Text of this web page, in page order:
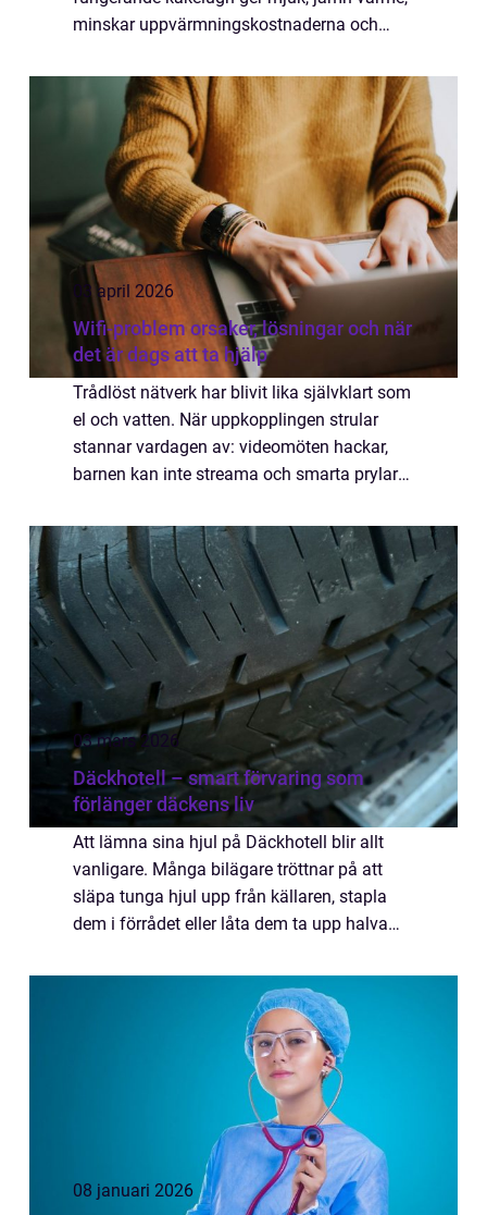
minskar uppvärmningskostnaderna och
bevaras en viktig del av husets historia. När
renov...
03 april 2026
Wifi-problem orsaker, lösningar och när
det är dags att ta hjälp
Trådlöst nätverk har blivit lika självklart som
el och vatten. När uppkopplingen strular
stannar vardagen av: videomöten hackar,
barnen kan inte streama och smarta prylar
återkommande Wifi-problem, men få vet var
de s...
03 mars 2026
Däckhotell – smart förvaring som
förlänger däckens liv
Att lämna sina hjul på Däckhotell blir allt
vanligare. Många bilägare tröttnar på att
släpa tunga hjul upp från källaren, stapla
dem i förrådet eller låta dem ta upp halva
08 januari 2026